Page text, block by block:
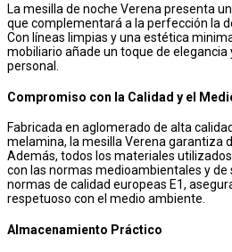
La mesilla de noche Verena presenta
que complementará a la perfección la
Con líneas limpias y una estética
mobiliario añade un toque de
personal.
Compromiso con la Calidad y el
Fabricada en aglomerado de alta
melamina, la mesilla Verena garantiza
Además, todos los materiales
con las normas medioambientales y
normas de calidad europeas E1,
respetuoso con el medio ambiente.
Almacenamiento Práctico